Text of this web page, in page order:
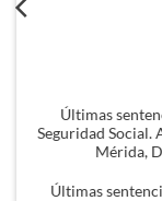
Últimas
Seguridad Social.
Mérida,
Últimas